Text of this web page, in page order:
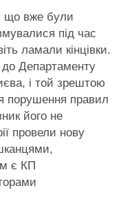
що вже були
під час
ламали кінцівки.
Департаменту
і той зрештою
порушення правил
його не
провели нову
є КП